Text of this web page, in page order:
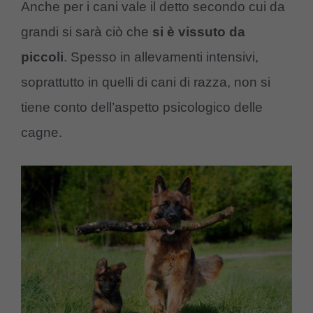
Anche per i cani vale il detto secondo cui da
grandi si sarà ciò che si è vissuto da
piccoli. Spesso in allevamenti intensivi,
soprattutto in quelli di cani di razza, non si
tiene conto dell’aspetto psicologico delle
cagne.